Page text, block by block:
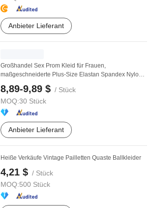
Anbieter Lieferant
Großhandel Sex Prom Kleid für Frauen,
maßgeschneiderte Plus-Size Elastan Spandex Nylon
8,89-9,89 $ / Stück
MOQ:30 Stück
Anbieter Lieferant
Heiße Verkäufe Vintage Pailletten Quaste Ballkleider
4,21 $ / Stück
MOQ:500 Stück